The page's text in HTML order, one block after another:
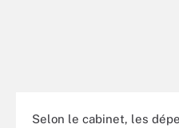
Selon le cabinet, les